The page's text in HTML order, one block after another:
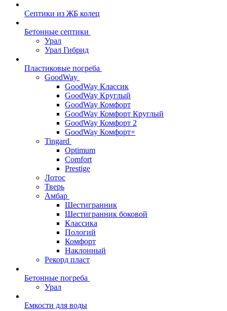
Септики из ЖБ колец
Бетонные септики
Урал
Урал Гибрид
Пластиковые погреба
GoodWay
GoodWay Классик
GoodWay Круглый
GoodWay Комфорт
GoodWay Комфорт Круглый
GoodWay Комфорт 2
GoodWay Комфорт+
Tingard
Optimum
Comfort
Prestige
Лотос
Тверь
Амбар
Шестигранник
Шестигранник боковой
Классика
Пологий
Комфорт
Наклонный
Рекорд пласт
Бетонные погреба
Урал
Емкости для воды